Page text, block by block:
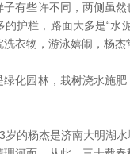
些许不同，两侧虽然
护栏，路面大多是“水
衣物，游泳嬉闹，杨
园林，栽树浇水施肥
的杨杰是济南大明湖水